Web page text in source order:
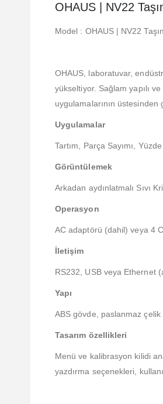
OHAUS | NV22
Model : OHAUS | NV22
OHAUS, laboratuvar,
yükseltiyor. Sağlam yapılı
uygulamalarının
Uygulamalar
Tartım, Parça Sayımı,
Görüntülemek
Arkadan aydınlatmalı Sıvı
Operasyon
AC adaptörü (dahil) veya 4
İletişim
RS232, USB veya Ethernet
Yapı
ABS gövde, paslanmaz
Tasarım özellikleri
Menü ve kalibrasyon kilidi
yazdırma seçenekleri,